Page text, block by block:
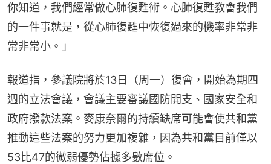
你知道，我們經常做心肺復甦術。心肺復甦教會我們
的一件事就是，從心肺復甦中恢復過來的機率非常非
常非常小。」
報道指，參議院將於13日（周一）復會，開始為期四
週的立法會議，會議主要審議國防開支、國家安全和
政府撥款法案。麥康奈爾的持續缺席可能會使共和黨
推動這些法案的努力更加複雜，因為共和黨目前僅以
53比47的微弱優勢佔據多數席位。